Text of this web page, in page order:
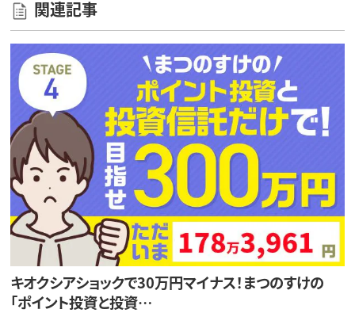
関連記事
キオクシアショックで30万円マイナス！まつのすけの
「ポイント投資と投資…